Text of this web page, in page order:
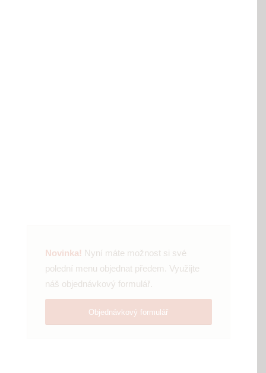
Novinka! Nyní máte možnost si své
polední menu objednat předem. Využijte
náš objednávkový formulář.
Objednávkový formulář